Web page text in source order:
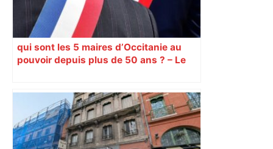
qui sont les 5 maires d’Occitanie au
pouvoir depuis plus de 50 ans ? – Le